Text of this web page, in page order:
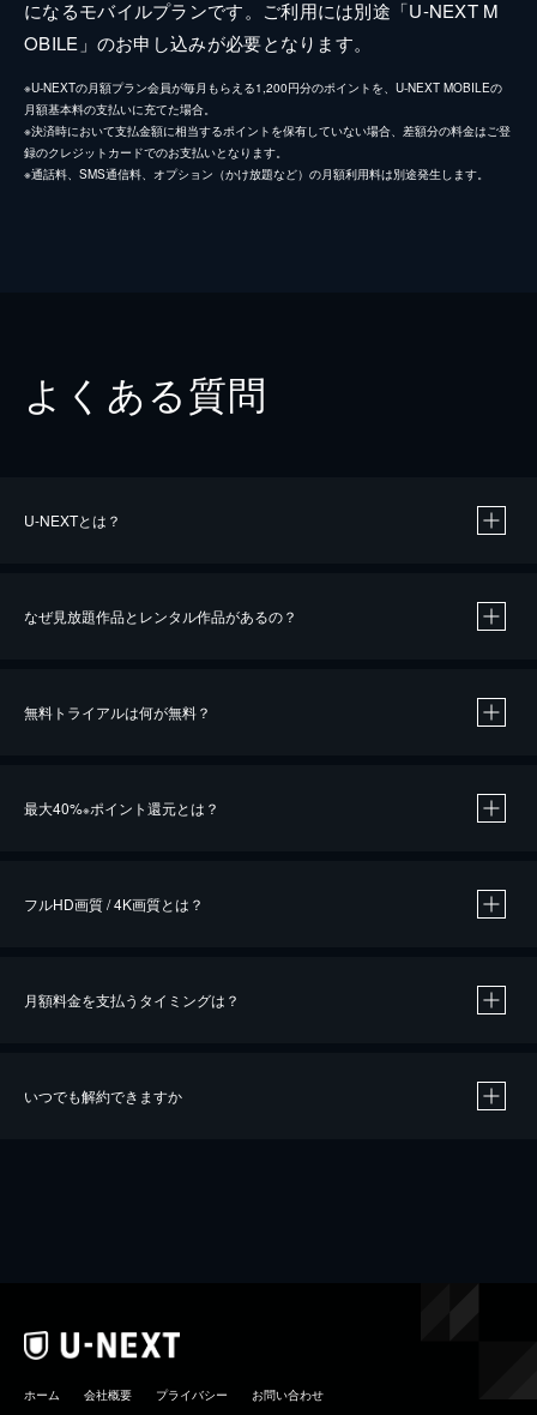
になるモバイルプランです。ご利用には別途「U-NEXT M
OBILE」のお申し込みが必要となります。
※U-NEXTの月額プラン会員が毎月もらえる1,200円分のポイントを、U-NEXT MOBILEの
月額基本料の支払いに充てた場合。
※決済時において支払金額に相当するポイントを保有していない場合、差額分の料金はご登
録のクレジットカードでのお支払いとなります。
※通話料、SMS通信料、オプション（かけ放題など）の月額利用料は別途発生します。
よくある質問
U-NEXTとは？
なぜ見放題作品とレンタル作品があるの？
無料トライアルは何が無料？
最大40%※ポイント還元とは？
※40％ポイント還元の対象は、クレジットカード決済による作品の購入 / レンタルです。
iOSアプリのUコイン決済による作品の購入 / レンタルは、20％のポイント還元です。
フルHD画質 / 4K画質とは？
月額料金を支払うタイミングは？
いつでも解約できますか
ホーム 会社概要 プライバシー お問い合わせ